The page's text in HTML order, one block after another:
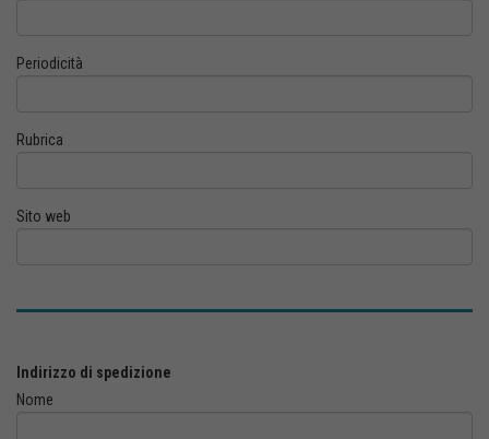
Periodicità
Rubrica
Sito web
Indirizzo di spedizione
Nome